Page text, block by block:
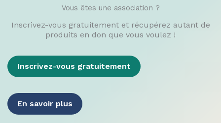
Vous êtes une association ?​
Inscrivez-vous gratuitement et récupérez autant de
produits en don que vous voulez !
Inscrivez-vous gratuitement
En savoir plus